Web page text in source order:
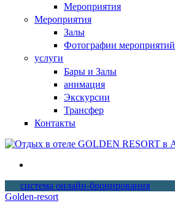
Мероприятия
Мероприятия
Залы
Фотографии мероприятий
услуги
Бары и Залы
анимация
Экскурсии
Трансфер
Контакты
система онлайн-бронирования
Golden-resort